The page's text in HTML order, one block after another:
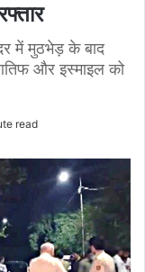
में मुठभेड़ के बाद
और इस्माइल को
read